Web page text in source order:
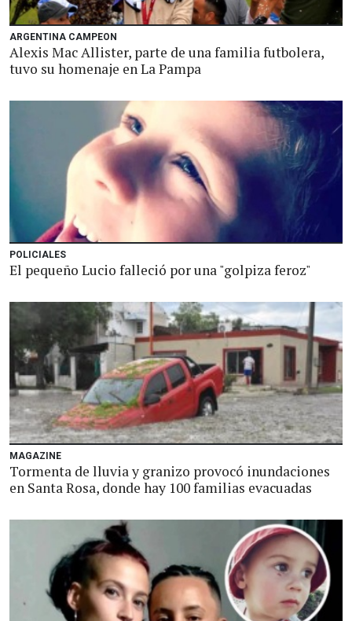
ARGENTINA CAMPEON
Alexis Mac Allister, parte de una familia futbolera,
tuvo su homenaje en La Pampa
POLICIALES
El pequeño Lucio falleció por una "golpiza feroz"
MAGAZINE
Tormenta de lluvia y granizo provocó inundaciones
en Santa Rosa, donde hay 100 familias evacuadas